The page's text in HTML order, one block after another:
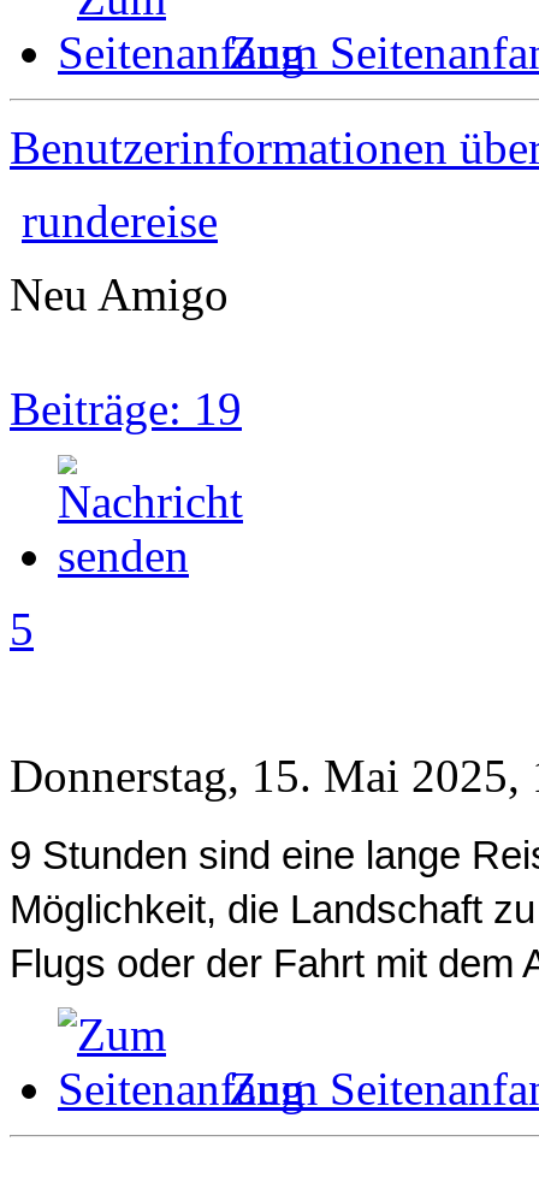
Zum
Benutzerinformationen
rundereise
Neu Amigo
Beiträge: 19
5
Donnerstag, 15. Mai 2025,
9 Stunden sind eine lange
Möglichkeit, die Landschaft
Flugs oder der Fahrt mit dem
Zum